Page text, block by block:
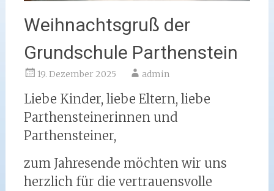
Weihnachtsgruß der
Grundschule Parthenstein
19. Dezember 2025 admin
Liebe Kinder, liebe Eltern, liebe
Parthensteinerinnen und
Parthensteiner,
zum Jahresende möchten wir uns
herzlich für die vertrauensvolle